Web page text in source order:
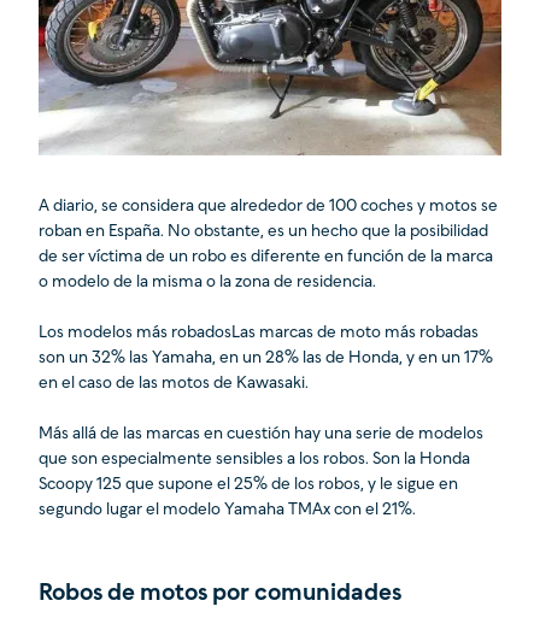
A diario, se considera que alrededor de 100 coches y motos se
roban en España. No obstante, es un hecho que la posibilidad
de ser víctima de un robo es diferente en función de la marca
o modelo de la misma o la zona de residencia.
Los modelos más robadosLas marcas de moto más robadas
son un 32% las Yamaha, en un 28% las de Honda, y en un 17%
en el caso de las motos de Kawasaki.
Más allá de las marcas en cuestión hay una serie de modelos
que son especialmente sensibles a los robos. Son la Honda
Scoopy 125 que supone el 25% de los robos, y le sigue en
segundo lugar el modelo Yamaha TMAx con el 21%.
Robos de motos por comunidades